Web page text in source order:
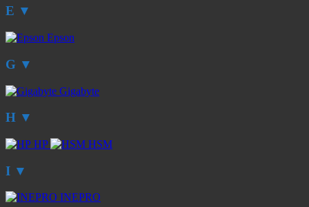
E ▼
Epson
G ▼
Gigabyte
H ▼
HP HSM
I ▼
INEPRO